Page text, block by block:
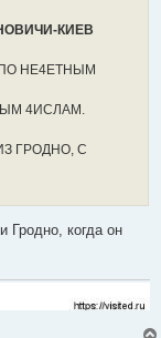
КИЕВ
ПО НЕ4ЕТНЫМ
4ИСЛАМ.
ГРОДНО, С
Гродно, когда он